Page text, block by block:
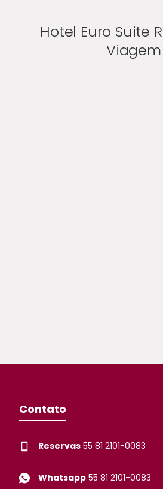
Hotel Euro Suite
Viagem
Contato
Reservas 55 81 2101-0083
Whatsapp 55 81 2101-0083